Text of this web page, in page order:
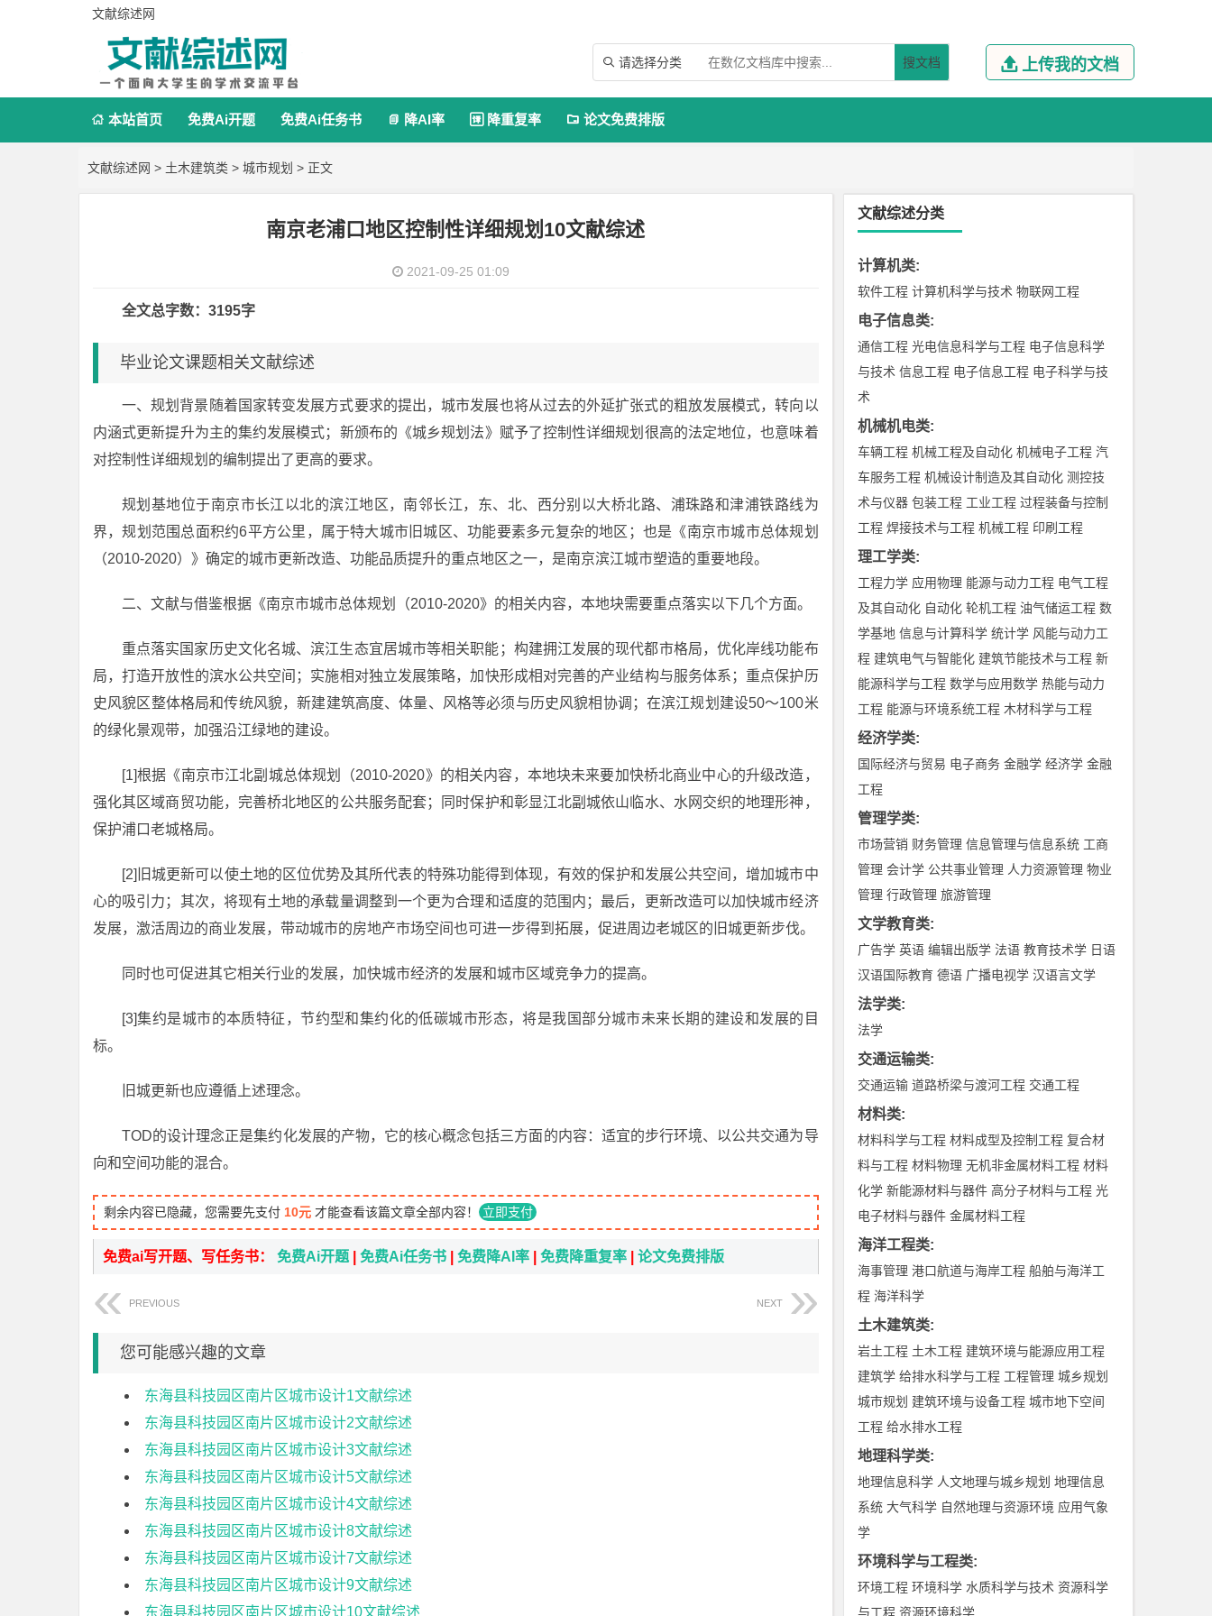
文献综述网
 请选择分类 搜文档  上传我的文档
 本站首页 免费Ai开题 免费Ai任务书  降AI率  降重复率  论文免费排版
文献综述网 > 土木建筑类 > 城市规划 > 正文
南京老浦口地区控制性详细规划10文献综述
2021-09-25 01:09
全文总字数：3195字
毕业论文课题相关文献综述
一、规划背景随着国家转变发展方式要求的提出，城市发展也将从过去的外延扩张式的粗放发展模式，转向以
内涵式更新提升为主的集约发展模式；新颁布的《城乡规划法》赋予了控制性详细规划很高的法定地位，也意味着
对控制性详细规划的编制提出了更高的要求。
规划基地位于南京市长江以北的滨江地区，南邻长江，东、北、西分别以大桥北路、浦珠路和津浦铁路线为
界，规划范围总面积约6平方公里，属于特大城市旧城区、功能要素多元复杂的地区；也是《南京市城市总体规划
（2010-2020）》确定的城市更新改造、功能品质提升的重点地区之一，是南京滨江城市塑造的重要地段。
二、文献与借鉴根据《南京市城市总体规划（2010-2020》的相关内容，本地块需要重点落实以下几个方面。
重点落实国家历史文化名城、滨江生态宜居城市等相关职能；构建拥江发展的现代都市格局，优化岸线功能布
局，打造开放性的滨水公共空间；实施相对独立发展策略，加快形成相对完善的产业结构与服务体系；重点保护历
史风貌区整体格局和传统风貌，新建建筑高度、体量、风格等必须与历史风貌相协调；在滨江规划建设50～100米
的绿化景观带，加强沿江绿地的建设。
[1]根据《南京市江北副城总体规划（2010-2020》的相关内容，本地块未来要加快桥北商业中心的升级改造，
强化其区域商贸功能，完善桥北地区的公共服务配套；同时保护和彰显江北副城依山临水、水网交织的地理形神，
保护浦口老城格局。
[2]旧城更新可以使土地的区位优势及其所代表的特殊功能得到体现，有效的保护和发展公共空间，增加城市中
心的吸引力；其次，将现有土地的承载量调整到一个更为合理和适度的范围内；最后，更新改造可以加快城市经济
发展，激活周边的商业发展，带动城市的房地产市场空间也可进一步得到拓展，促进周边老城区的旧城更新步伐。
同时也可促进其它相关行业的发展，加快城市经济的发展和城市区域竞争力的提高。
[3]集约是城市的本质特征，节约型和集约化的低碳城市形态，将是我国部分城市未来长期的建设和发展的目
标。
旧城更新也应遵循上述理念。
TOD的设计理念正是集约化发展的产物，它的核心概念包括三方面的内容：适宜的步行环境、以公共交通为导
向和空间功能的混合。
剩余内容已隐藏，您需要先支付 10元 才能查看该篇文章全部内容！ 立即支付
免费ai写开题、写任务书： 免费Ai开题 免费Ai任务书 免费降AI率 免费降重复率 论文免费排版
PREVIOUS NEXT
您可能感兴趣的文章
东海县科技园区南片区城市设计1文献综述
东海县科技园区南片区城市设计2文献综述
东海县科技园区南片区城市设计3文献综述
东海县科技园区南片区城市设计5文献综述
东海县科技园区南片区城市设计4文献综述
东海县科技园区南片区城市设计8文献综述
东海县科技园区南片区城市设计7文献综述
东海县科技园区南片区城市设计9文献综述
东海县科技园区南片区城市设计10文献综述
文献综述分类
计算机类:
软件工程 计算机科学与技术 物联网工程
电子信息类:
通信工程 光电信息科学与工程 电子信息科学
与技术 信息工程 电子信息工程 电子科学与技
术
机械机电类:
车辆工程 机械工程及自动化 机械电子工程 汽
车服务工程 机械设计制造及其自动化 测控技
术与仪器 包装工程 工业工程 过程装备与控制
工程 焊接技术与工程 机械工程 印刷工程
理工学类:
工程力学 应用物理 能源与动力工程 电气工程
及其自动化 自动化 轮机工程 油气储运工程 数
学基地 信息与计算科学 统计学 风能与动力工
程 建筑电气与智能化 建筑节能技术与工程 新
能源科学与工程 数学与应用数学 热能与动力
工程 能源与环境系统工程 木材科学与工程
经济学类:
国际经济与贸易 电子商务 金融学 经济学 金融
工程
管理学类:
市场营销 财务管理 信息管理与信息系统 工商
管理 会计学 公共事业管理 人力资源管理 物业
管理 行政管理 旅游管理
文学教育类:
广告学 英语 编辑出版学 法语 教育技术学 日语
汉语国际教育 德语 广播电视学 汉语言文学
法学类:
法学
交通运输类:
交通运输 道路桥梁与渡河工程 交通工程
材料类:
材料科学与工程 材料成型及控制工程 复合材
料与工程 材料物理 无机非金属材料工程 材料
化学 新能源材料与器件 高分子材料与工程 光
电子材料与器件 金属材料工程
海洋工程类:
海事管理 港口航道与海岸工程 船舶与海洋工
程 海洋科学
土木建筑类:
岩土工程 土木工程 建筑环境与能源应用工程
建筑学 给排水科学与工程 工程管理 城乡规划
城市规划 建筑环境与设备工程 城市地下空间
工程 给水排水工程
地理科学类:
地理信息科学 人文地理与城乡规划 地理信息
系统 大气科学 自然地理与资源环境 应用气象
学
环境科学与工程类:
环境工程 环境科学 水质科学与技术 资源科学
与工程 资源环境科学